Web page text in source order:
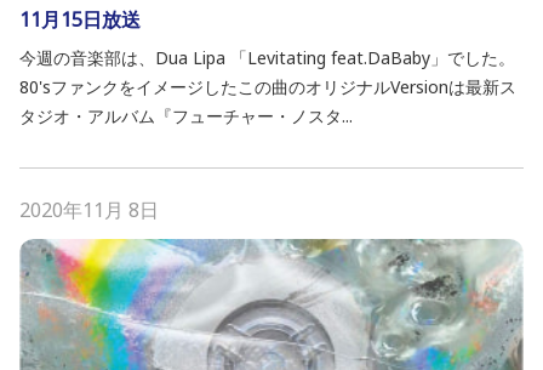
11月15日放送
今週の音楽部は、Dua Lipa 「Levitating feat.DaBaby」でした。
80'sファンクをイメージしたこの曲のオリジナルVersionは最新ス
タジオ・アルバム『フューチャー・ノスタ...
2020年11月 8日